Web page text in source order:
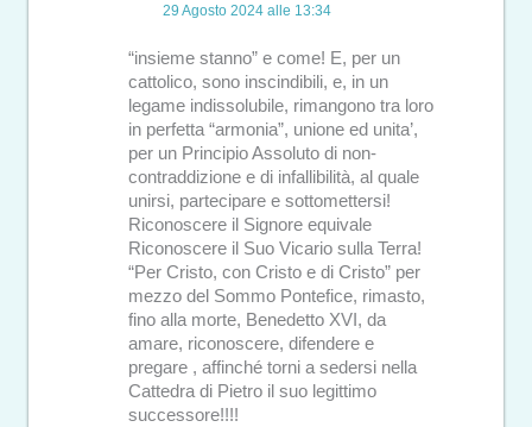
29 Agosto 2024 alle 13:34
“insieme stanno” e come! E, per un
cattolico, sono inscindibili, e, in un
legame indissolubile, rimangono tra loro
in perfetta “armonia”, unione ed unita’,
per un Principio Assoluto di non-
contraddizione e di infallibilità, al quale
unirsi, partecipare e sottomettersi!
Riconoscere il Signore equivale
Riconoscere il Suo Vicario sulla Terra!
“Per Cristo, con Cristo e di Cristo” per
mezzo del Sommo Pontefice, rimasto,
fino alla morte, Benedetto XVI, da
amare, riconoscere, difendere e
pregare , affinché torni a sedersi nella
Cattedra di Pietro il suo legittimo
successore!!!!